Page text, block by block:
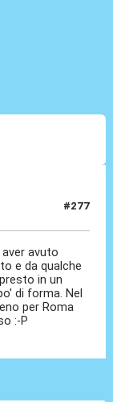
#277
avuto
e da qualche
in un
di forma. Nel
per Roma
:-P